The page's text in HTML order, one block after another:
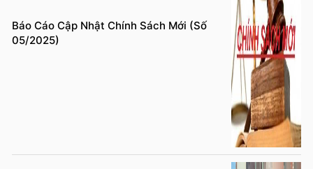
Báo Cáo Cập Nhật Chính Sách Mới (Số
05/2025)